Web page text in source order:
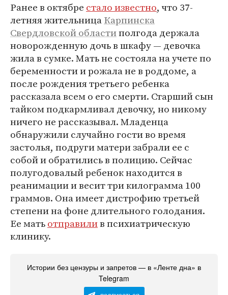
Ранее в октябре стало известно, что 37-
летняя жительницаКарпинска
Свердловской областиполгода держала
новорожденную дочь в шкафу — девочка
жила в сумке. Мать не состояла на учете по
беременности и рожала не в роддоме, а
после рождения третьего ребенка
рассказала всем о его смерти. Старший сын
тайком подкармливал девочку, но никому
ничего не рассказывал. Младенца
обнаружили случайно гости во время
застолья, подруги матери забрали ее с
собой и обратились в полицию. Сейчас
полугодовалый ребенок находится в
реанимации и весит три килограмма 100
граммов. Она имеет дистрофию третьей
степени на фоне длительного голодания.
Ее матьотправилив психиатрическую
клинику.
Истории без цензуры и запретов — в «Ленте дна» в
Telegram